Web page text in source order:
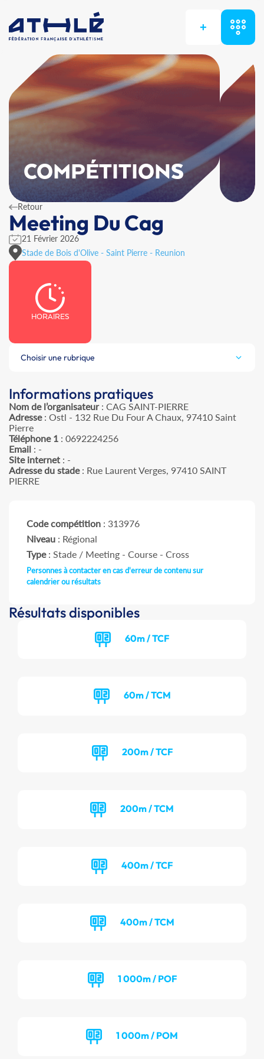
+
COMPÉTITIONS
Retour
Meeting Du Cag
21 Février 2026
Stade de Bois d'Olive - Saint Pierre - Reunion
HORAIRES
Choisir une rubrique
Informations pratiques
Nom de l’organisateur: CAG SAINT-PIERRE
Adresse: Ostl - 132 Rue Du Four A Chaux, 97410 Saint
Pierre
Téléphone 1 : 0692224256
Email : -
Site internet : -
Adresse du stade: Rue Laurent Verges, 97410 SAINT
PIERRE
Code compétition : 313976
Niveau : Régional
Type: Stade / Meeting - Course - Cross
Personnes à contacter en cas d'erreur de contenu sur
calendrier ou résultats
Résultats disponibles
60m / TCF
60m / TCM
200m / TCF
200m / TCM
400m / TCF
400m / TCM
1 000m / POF
1 000m / POM